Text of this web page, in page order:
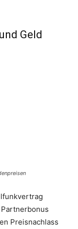
Geld
Preisnachlass